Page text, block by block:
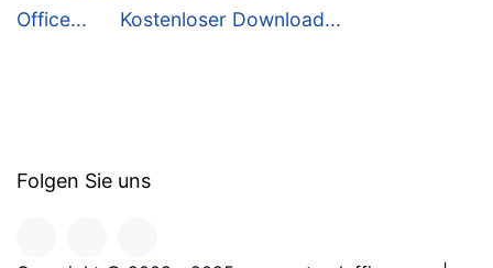
Office...
Kostenloser Download...
Folgen Sie uns